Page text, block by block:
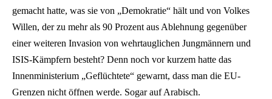
gemacht hatte, was sie von „Demokratie“ hält und von Volkes
Willen, der zu mehr als 90 Prozent aus Ablehnung gegenüber
einer weiteren Invasion von wehrtauglichen Jungmännern und
ISIS-Kämpfern besteht? Denn noch vor kurzem hatte das
Innenministerium „Geflüchtete“ gewarnt, dass man die EU-
Grenzen nicht öffnen werde. Sogar auf Arabisch.